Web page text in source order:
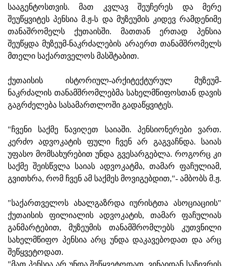
სააგენტოსთვის. მათ კვლავ შეუჩერეს და მერე
შეუწყვიტეს პენსია მ.ჟ-ს და მუზეუმის კიდევ რამდენიმე
თანაშრომელს ქუთაისში. მათთან ერთად პენსია
შეუწყდა მუზეუმ-ნაკრძალების არაერთ თანამშრომელს
მთელი საქართველოს მასშტაბით.
ქუთაისის ისტორიულ-არქიტექტურულ მუზეუმ-
ნაკრძალის თანამშრომლებმა სახელმწიფოსთან დავის
გაგრძელება სასამართლოში გადაწყვიტეს.
"ჩვენი საქმე წავიღეთ საიაში. პენსიონერები ვართ.
კერძო ადვოკატის ფული ჩვენ არ გაგვაჩნდა. საიას
უფასო მომსახურებით უნდა გვესარგებლა. როგორც კი
საქმე შეისწვლა საიას ადვოკატმა, თამარ ფაჩულიამ,
გვითხრა, რომ ჩვენ ამ საქმეს მოვიგებდით,"- ამბობს მ.ჟ.
"საქართველოს ახალგაზრდა იურისტთა ასოციაციის"
ქუთაისის ფილიალის ადვოკატის, თამარ ფაჩულიას
განმარტებით, მუზეუმის თანამშრომლებს კუთვნილი
სახელმწიფო პენსია არც უნდა დაკავებოდათ და არც
შეწყვეტოდათ.